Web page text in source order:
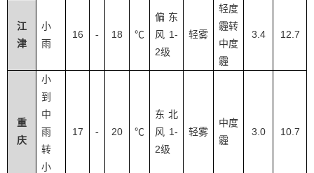
江
津
小
雨
16 - 18 ℃
偏东
风 1-
2级
轻雾
轻度
霾转
中度
霾
3.4 12.7
重
庆
小
到
中
雨
转
小
17 - 20 ℃
东北
风 1-
2级
轻雾
中度
霾
3.0 10.7